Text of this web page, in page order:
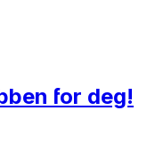
for deg!